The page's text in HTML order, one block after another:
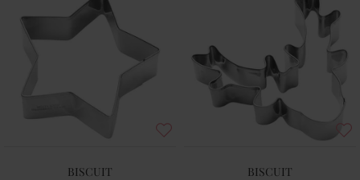
BISCUIT BISCUIT